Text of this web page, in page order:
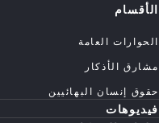
الأقسام
الحوارات العامة
مشارق الأذكار
حقوق إنسان البهائيين
فيديوهات